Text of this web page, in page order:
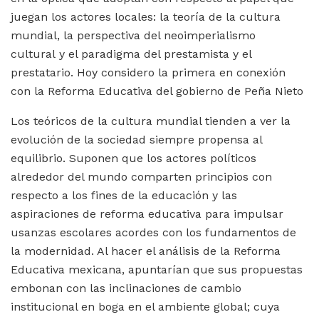
juegan los actores locales: la teoría de la cultura
mundial, la perspectiva del neoimperialismo
cultural y el paradigma del prestamista y el
prestatario. Hoy considero la primera en conexión
con la Reforma Educativa del gobierno de Peña Nieto
Los teóricos de la cultura mundial tienden a ver la
evolución de la sociedad siempre propensa al
equilibrio. Suponen que los actores políticos
alrededor del mundo comparten principios con
respecto a los fines de la educación y las
aspiraciones de reforma educativa para impulsar
usanzas escolares acordes con los fundamentos de
la modernidad. Al hacer el análisis de la Reforma
Educativa mexicana, apuntarían que sus propuestas
embonan con las inclinaciones de cambio
institucional en boga en el ambiente global; cuya